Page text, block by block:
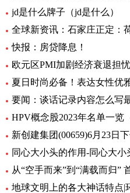
jd是什么牌子（jd是什么）
全球新资讯：石家庄正定：
快报：房贷降息！
欧元区PMI加剧经济衰退担
夏日时尚必备！表达女性优
要闻：谈话记录内容怎么写
HPV概念股2023年名单一览
同心大小头的作用-同心大小
地球文明上的各大神话特点|